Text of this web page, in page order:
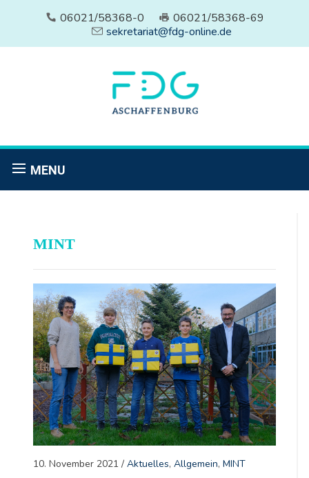
06021/58368-0
06021/58368-69
sekretariat@fdg-online.de
MENU
MINT
10. November 2021 / Aktuelles, Allgemein, MINT